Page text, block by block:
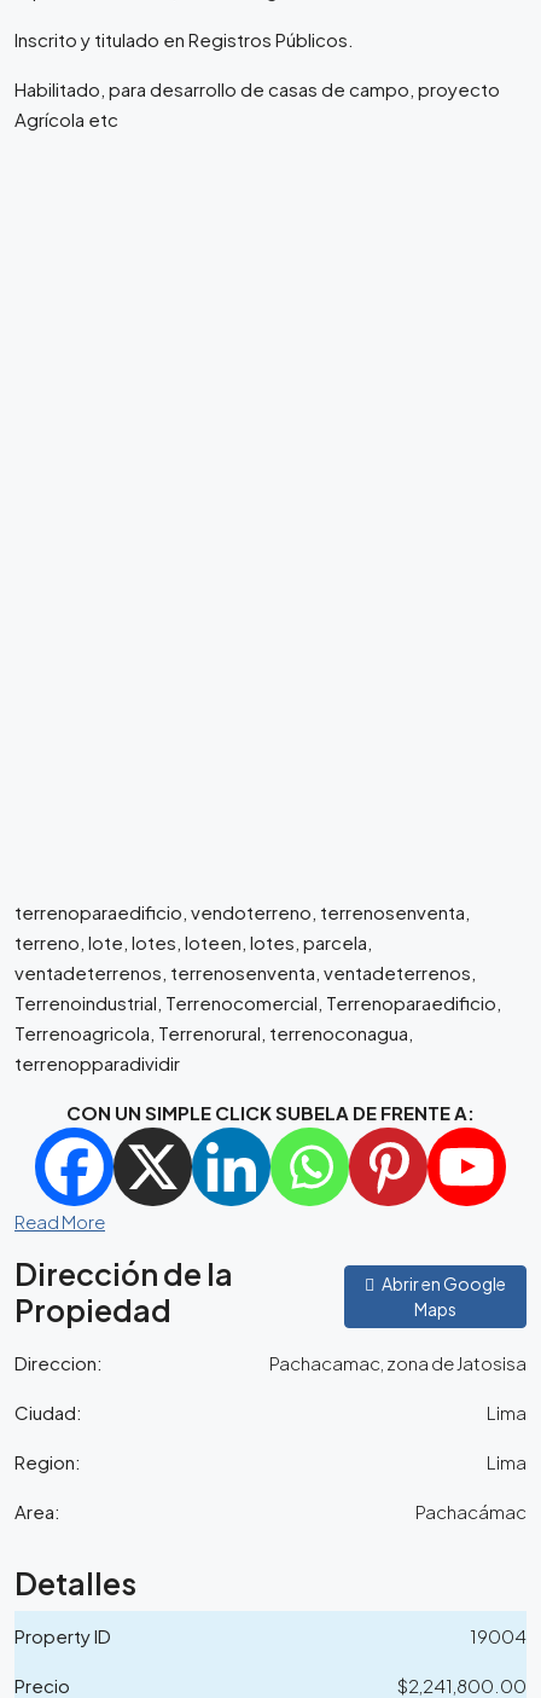
Inscrito y titulado en Registros Públicos.
Habilitado, para desarrollo de casas de campo, proyecto
Agrícola etc
terrenoparaedificio, vendoterreno, terrenosenventa,
terreno, lote, lotes, loteen, lotes, parcela,
ventadeterrenos, terrenosenventa, ventadeterrenos,
Terrenoindustrial, Terrenocomercial, Terrenoparaedificio,
Terrenoagricola, Terrenorural, terrenoconagua,
terrenopparadividir
CON UN SIMPLE CLICK SUBELA DE FRENTE A:
Read More
Dirección de la
Propiedad
Abrir en Google
Maps
Direccion: Pachacamac, zona de Jatosisa
Ciudad: Lima
Region: Lima
Area: Pachacámac
Detalles
Property ID 19004
Precio $2,241,800.00